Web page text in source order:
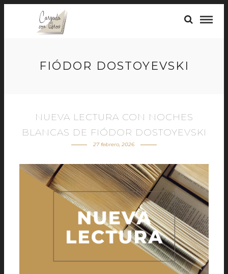
FIÓDOR DOSTOYEVSKI
NUEVA LECTURA CON NOCHES
BLANCAS DE FIÓDOR DOSTOYEVSKI
27 febrero, 2026